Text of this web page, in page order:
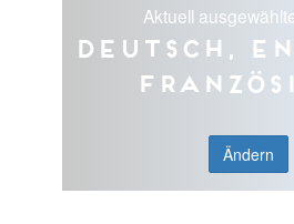
Aktuell
Deutsch,
Ändern